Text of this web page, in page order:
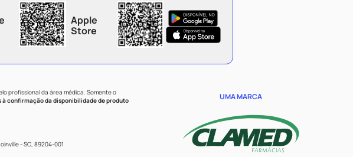
Apple
Store
profissional da área médica. Somente o
à confirmação da disponibilidade de produto
- SC, 89204-001
UMA MARCA